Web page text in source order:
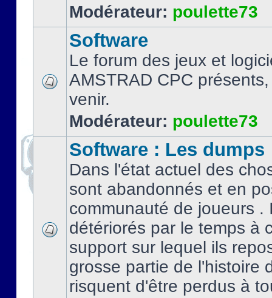
Modérateur: poulette73
Software
Le forum des jeux et
AMSTRAD CPC
venir.
Modérateur: poulette73
Software : Les dumps
Dans l'état actuel des
sont abandonnés et en
communauté de joueurs .
détériorés par le temps à
support sur lequel ils
grosse partie de l'histoire
risquent d'être perdus à